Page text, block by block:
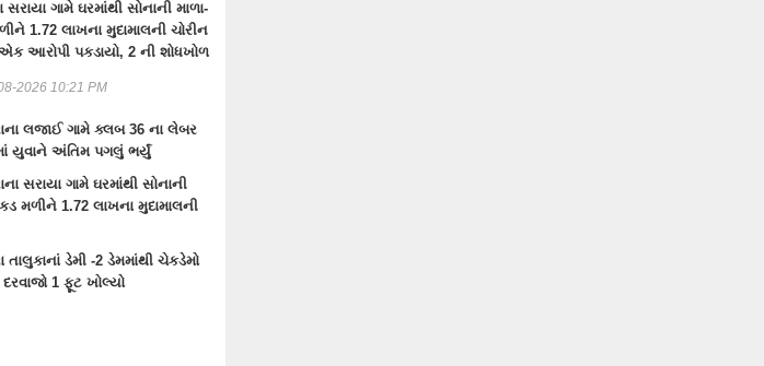
માળીયા (મીં)-મોરબી પંથકમાં અતિવૃસ્ટીના
અસરગ્રસ્તોની વ્હારે આવતી જયદીપ એન્ડ
કંપની
03-08-2026 08:08 PM
☛ હળવદ-માળિયા હાઇવે રોડ ઉપર ડબલ
સવારી બાઇક આડે ગાય આવતા સર્જાયેલ
અકસ્માતમાં ઇજા પામેલા બે પૈકીનાં એક
યુવાનનું મોત
ડમ્પર પાછળ એસટીની બસ ઘૂસી જતાં 5
મુસાફરોને ઇજા